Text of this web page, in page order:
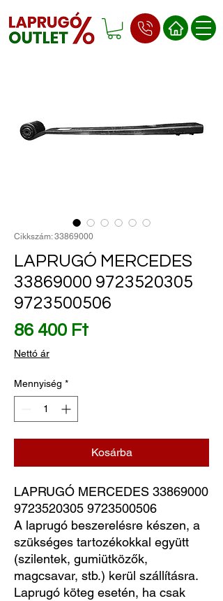
Cikkszám: 33869000
LAPRUGÓ MERCEDES
33869000 9723520305
9723500506
86 400 FtÁr
Nettó ár
Mennyiség *
Kosárba
LAPRUGÓ MERCEDES 33869000
9723520305 9723500506
A laprugó beszerelésre készen, a
szükséges tartozékokkal együtt
(szilentek, gumiütközők,
magcsavar, stb.) kerül szállításra.
Laprugó köteg esetén, ha csak